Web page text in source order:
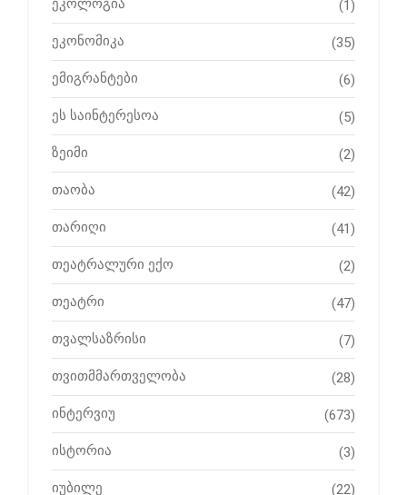
ეკოლოგია (1)
ეკონომიკა (35)
ემიგრანტები (6)
ეს საინტერესოა (5)
ზეიმი (2)
თაობა (42)
თარიღი (41)
თეატრალური ექო (2)
თეატრი (47)
თვალსაზრისი (7)
თვითმმართველობა (28)
ინტერვიუ (673)
ისტორია (3)
იუბილე (22)